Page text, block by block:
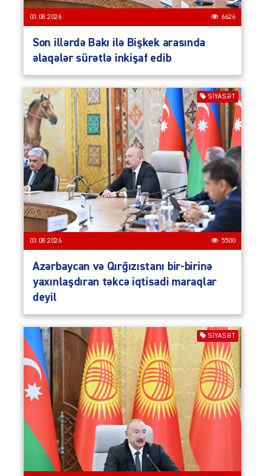
03.08.2026 6626
Son illərdə Bakı ilə Bişkek arasında
əlaqələr sürətlə inkişaf edib
SIYASƏT
03.08.2026 5500
Azərbaycan və Qırğızıstanı bir-birinə
yaxınlaşdıran təkcə iqtisadi maraqlar
deyil
SIYASƏT